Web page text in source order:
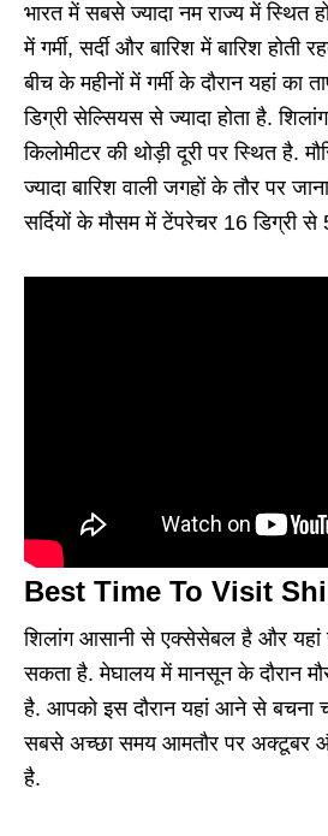
भारत में सबसे ज्यादा नम राज्य में स्थित
में गर्मी, सर्दी और बारिश में बारिश
बीच के महीनों में गर्मी के दौरान यहां का
डिग्री सेल्सियस से ज्यादा होता है.
किलोमीटर की थोड़ी दूरी पर स्थित है.
ज्यादा बारिश वाली जगहों के तौर पर
सर्दियों के मौसम में टेंपरेचर 16 डिग्री से
Best Time To Visit
शिलांग आसानी से एक्सेसेबल है और यहां
सकता है. मेघालय में मानसून के दौरान
है. आपको इस दौरान यहां आने से बचना
सबसे अच्छा समय आमतौर पर अक्टूबर
है.